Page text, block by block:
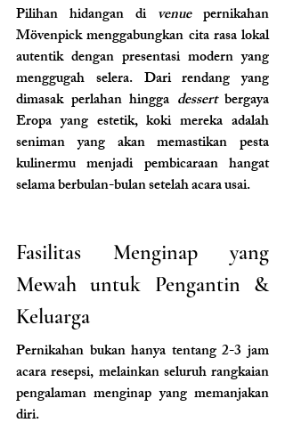
Pilihan hidangan di venue pernikahan
Mövenpick menggabungkan cita rasa lokal
autentik dengan presentasi modern yang
menggugah selera. Dari rendang yang
dimasak perlahan hingga dessert bergaya
Eropa yang estetik, koki mereka adalah
seniman yang akan memastikan pesta
kulinermu menjadi pembicaraan hangat
selama berbulan-bulan setelah acara usai.
Fasilitas Menginap yang
Mewah untuk Pengantin &
Keluarga
Pernikahan bukan hanya tentang 2-3 jam
acara resepsi, melainkan seluruh rangkaian
pengalaman menginap yang memanjakan
diri.